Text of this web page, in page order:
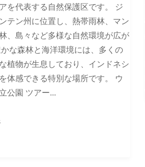
を代表する自然保護区です。 ジ
テン州に位置し、熱帯雨林、マン
、島々など多様な自然環境が広が
な森林と海洋環境には、多くの
植物が生息しており、インドネシ
体感できる特別な場所です。 ウ
公園 ツアー...